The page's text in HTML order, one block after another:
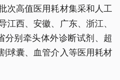
次高值医用耗材集采和人工
江西、安徽、广东、浙江、
分别牵头体外诊断试剂、超
球囊、血管介入等医用耗材